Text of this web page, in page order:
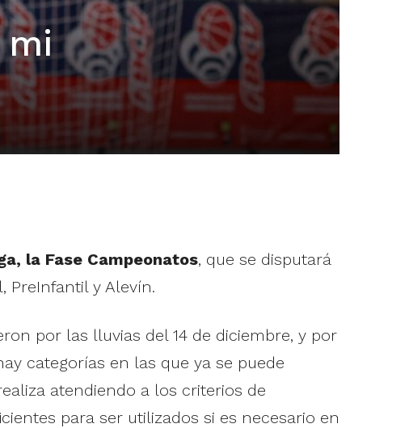
mi
la Fase Campeonatos, que se disputará
PreInfantil y Alevín.
por las lluvias del 14 de diciembre, y por
categorías en las que ya se puede
atendiendo a los criterios de
para ser utilizados si es necesario en